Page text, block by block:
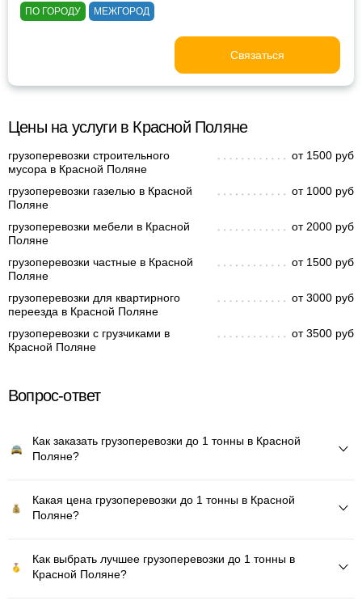
ПО ГОРОДУ МЕЖГОРОД
Связаться
Цены на услуги в Красной Поляне
грузоперевозки строительного
мусора в Красной Поляне
от 1500 руб
грузоперевозки газелью в Красной
Поляне
от 1000 руб
грузоперевозки мебели в Красной
Поляне
от 2000 руб
грузоперевозки частные в Красной
Поляне
от 1500 руб
грузоперевозки для квартирного
переезда в Красной Поляне
от 3000 руб
грузоперевозки с грузчиками в
Красной Поляне
от 3500 руб
Вопрос-ответ
Как заказать грузоперевозки до 1 тонны в Красной
Поляне?
Какая цена грузоперевозки до 1 тонны в Красной
Поляне?
Как выбрать лучшее грузоперевозки до 1 тонны в
Красной Поляне?